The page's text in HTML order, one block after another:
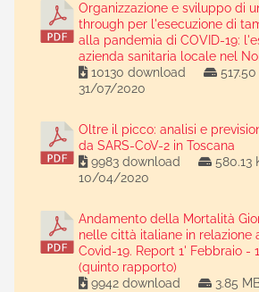
Organizzazione e sviluppo di
through per l'esecuzione di
alla pandemia di COVID-19:
azienda sanitaria locale nel
10130 download
31/07/2020
Oltre il picco: analisi e
da SARS-CoV-2 in Toscana
9983 download
580.13
10/04/2020
Andamento della Mortalità
nelle città italiane in relazione
Covid-19. Report 1' Febbraio -
(quinto rapporto)
9942 download
3.85